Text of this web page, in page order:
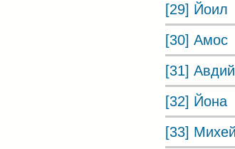
[29] Йоил
[30] Амос
[31] Авдий
[32] Йона
[33] Михей